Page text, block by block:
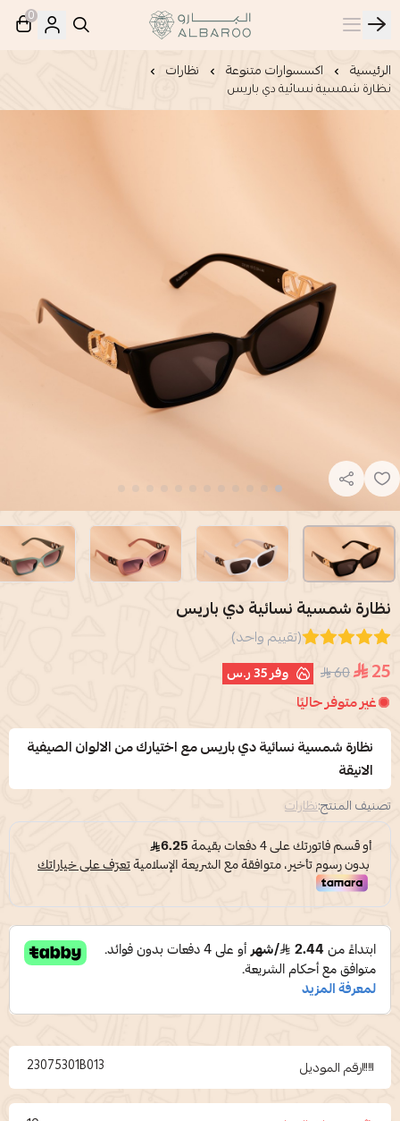
البارو | Albaroo
0
الرئيسية اكسسوارات متنوعة نظارات
نظارة شمسية نسائية دي باريس
نظارة شمسية نسائية دي باريس
(تقييم واحد)
25
60 وفر35 ر.س
غير متوفر حاليًا
نظارة شمسية نسائية دي باريس مع اختيارك من الالوان الصيفية
الانيقة
تصنيف المنتج:نظارات
رقم الموديل 23075301B013